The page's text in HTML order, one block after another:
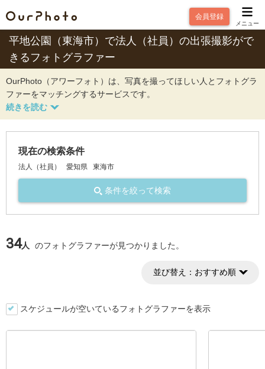
会員登録
メニュー
平地公園（東海市）で法人（社員）の出張撮影がで
きるフォトグラファー
OurPhoto（アワーフォト）は、写真を撮ってほしい人とフォトグラ
ファーをマッチングするサービスです。
現在の検索条件
法人（社員） 愛知県 東海市
条件を絞って検索
34人 のフォトグラファーが見つかりました。
並び替え： おすすめ順
スケジュールが空いているフォトグラファーを表示